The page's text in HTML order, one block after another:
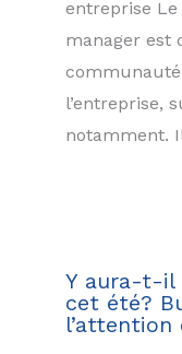
entreprise
manager est
l’entreprise,
notamment.
Y aura-t-il
cet été?